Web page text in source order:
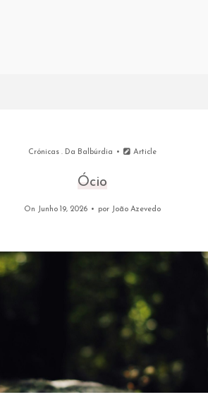
Crónicas. Da Balbúrdia Article
Ócio
On Junho 19, 2026 por João Azevedo